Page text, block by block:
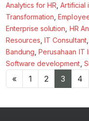
Analytics for HR ,Artificial
Transformation ,
Enterprise solution HR
Resources ,IT Consultant,
Bandung ,Perusahaan IT
Software development
Posts
« 1 2 3 4